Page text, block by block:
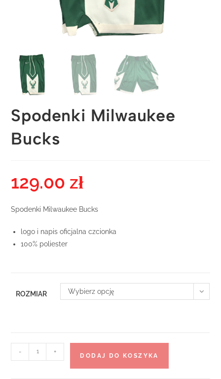
Spodenki Milwaukee
Bucks
129.00 zł
Spodenki Milwaukee Bucks
logo i napis oficjalna czcionka
100% poliester
ROZMIAR Wybierz opcję
Spodenki
- +
DODAJ DO KOSZYKA